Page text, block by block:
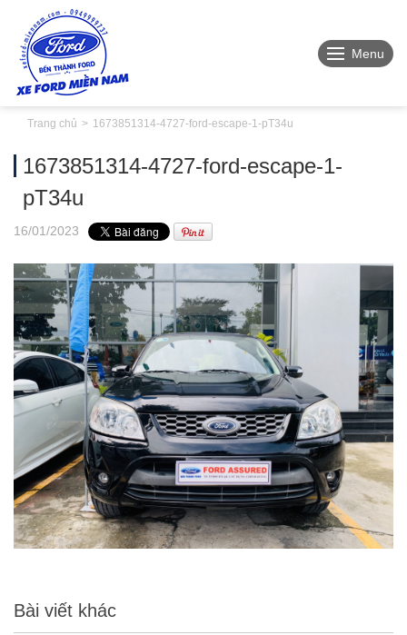
Menu
Trang chủ 1673851314-4727-ford-escape-1-pT34u
1673851314-4727-ford-escape-1-
pT34u
16/01/2023
Bài viết khác